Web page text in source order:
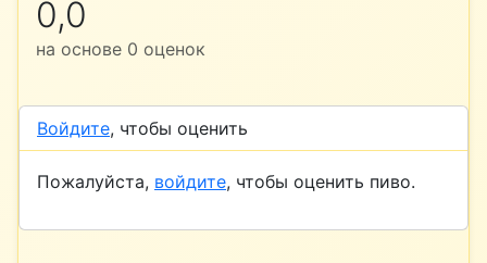
0,0
на основе 0 оценок
Войдите, чтобы оценить
Пожалуйста, войдите, чтобы оценить пиво.